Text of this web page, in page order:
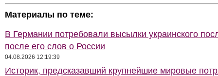
Материалы по теме:
В Германии потребовали высылки украинского
после его слов о России
04.08.2026 12:19:39
Историк, предсказавший крупнейшие мировые